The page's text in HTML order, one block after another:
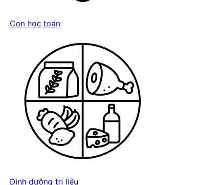
Con học toán
Dinh dưỡng trị liệu